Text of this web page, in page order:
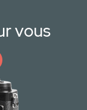
vous